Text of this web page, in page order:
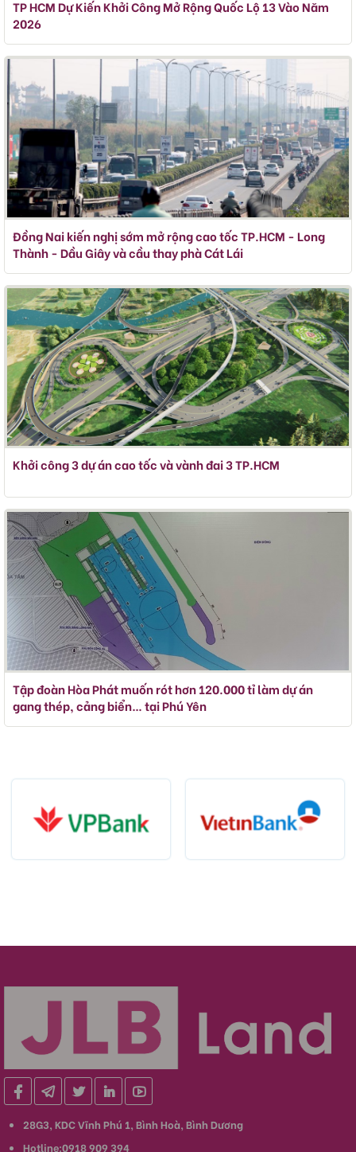
TP HCM Dự Kiến Khởi Công Mở Rộng Quốc Lộ 13 Vào Năm
2026
Đồng Nai kiến nghị sớm mở rộng cao tốc TP.HCM - Long
Thành - Dầu Giây và cầu thay phà Cát Lái
Khởi công 3 dự án cao tốc và vành đai 3 TP.HCM
Tập đoàn Hòa Phát muốn rót hơn 120.000 tỉ làm dự án
gang thép, cảng biển… tại Phú Yên
28G3, KDC Vĩnh Phú 1, Bình Hoà, Bình Dương
Hotline:0918 909 394